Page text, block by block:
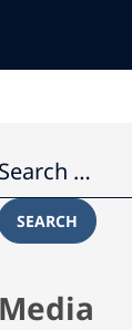
SEARCH
Media